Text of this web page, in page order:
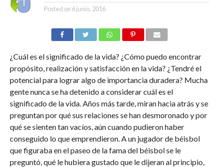
Posted on 6 junio, 2016
¿Cuál es el significado de la vida? ¿Cómo puedo encontrar
propósito, realización y satisfacción en la vida? ¿Tendré el
potencial para lograr algo de importancia duradera? Mucha
gente nunca se ha detenido a considerar cuál es el
significado de la vida. Años más tarde, miran hacia atrás y se
preguntan por qué sus relaciones se han desmoronado y por
qué se sienten tan vacíos, aún cuando pudieron haber
conseguido lo que emprendieron. A un jugador de béisbol
que figuraba en el paseo de la fama del béisbol se le
preguntó, qué le hubiera gustado que le dijeran al principio,